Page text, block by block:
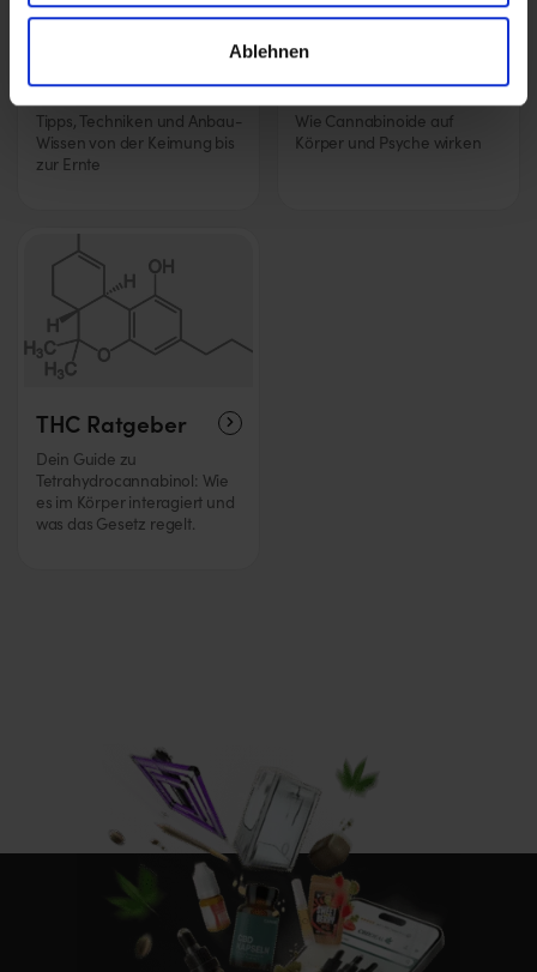
Ablehnen
Anbau
Tipps, Techniken und Anbau-
Wissen von der Keimung bis
zur Ernte
Wirkung
Wie Cannabinoide auf
Körper und Psyche wirken
THC Ratgeber
Dein Guide zu
Tetrahydrocannabinol: Wie
es im Körper interagiert und
was das Gesetz regelt.